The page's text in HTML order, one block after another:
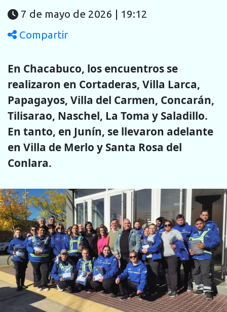
7 de mayo de 2026 | 19:12
Compartir
En Chacabuco, los encuentros se
realizaron en Cortaderas, Villa Larca,
Papagayos, Villa del Carmen, Concarán,
Tilisarao, Naschel, La Toma y Saladillo.
En tanto, en Junín, se llevaron adelante
en Villa de Merlo y Santa Rosa del
Conlara.